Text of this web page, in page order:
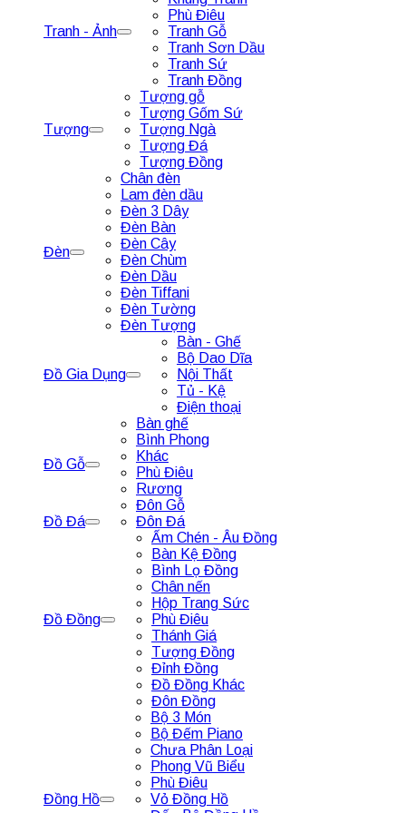
Tranh - Ảnh
Phù Điêu
Tranh Gỗ
Tranh Sơn Dầu
Tranh Sứ
Tranh Đồng
Tượng
Tượng gỗ
Tượng Gốm Sứ
Tượng Ngà
Tượng Đá
Tượng Đồng
Đèn
Chân đèn
Lam đèn dầu
Đèn 3 Dây
Đèn Bàn
Đèn Cây
Đèn Chùm
Đèn Dầu
Đèn Tiffani
Đèn Tường
Đèn Tượng
Đồ Gia Dụng
Bàn - Ghế
Bộ Dao Dĩa
Nội Thất
Tủ - Kệ
Điện thoại
Đồ Gỗ
Bàn ghế
Bình Phong
Khác
Phù Điêu
Rương
Đôn Gỗ
Đồ Đá
Đôn Đá
Đồ Đồng
Ấm Chén - Âu Đồng
Bàn Kệ Đồng
Bình Lọ Đồng
Chân nến
Hộp Trang Sức
Phù Điêu
Thánh Giá
Tượng Đồng
Đỉnh Đồng
Đồ Đồng Khác
Đôn Đồng
Đồng Hồ
Bộ 3 Món
Bộ Đếm Piano
Chưa Phân Loại
Phong Vũ Biểu
Phù Điêu
Vỏ Đồng Hồ